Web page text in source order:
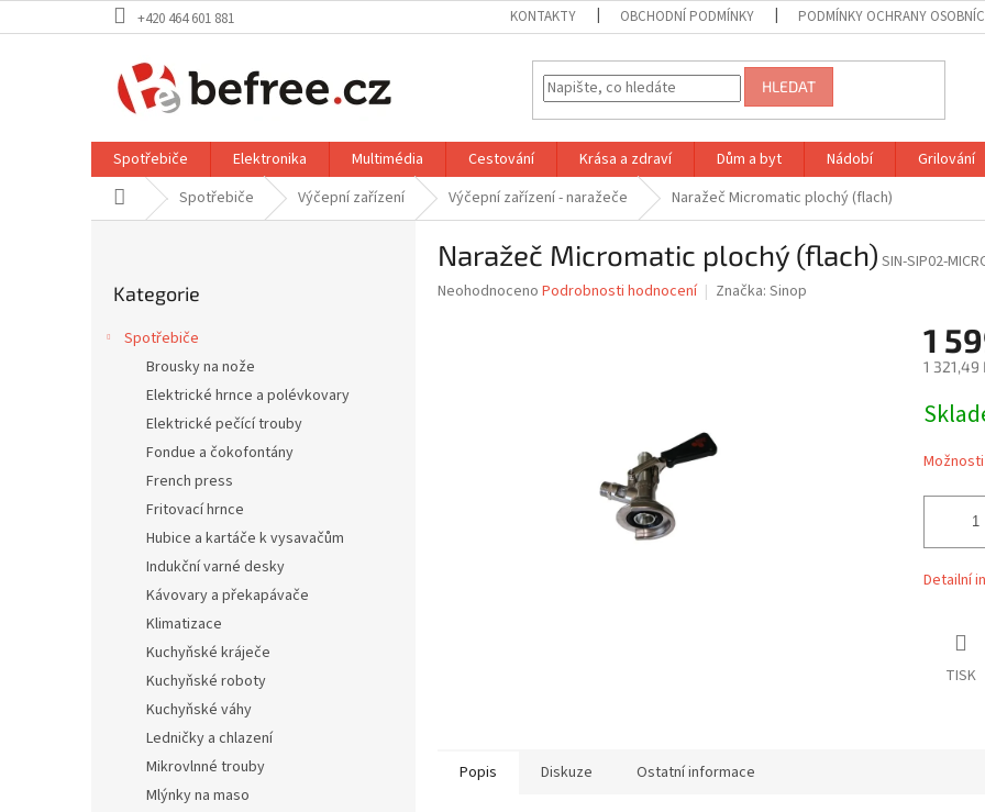
na
+420 464 601 881 KONTAKTY OBCHODNÍ PODMÍNKY PODMÍNKY OCHRANY
HLEDAT
Spotřebiče Elektronika Multimédia Cestování Krása a zdraví Dům a byt Nádobí Grilování
Domů Spotřebiče Výčepní zařízení Výčepní zařízení - naražeče Naražeč Micromatic plochý (flach)
kategorie
Kategorie
Spotřebiče
Brousky na nože
Elektrické hrnce a polévkovary
Elektrické pečící trouby
Fondue a čokofontány
French press
Fritovací hrnce
Hubice a kartáče k vysavačům
Indukční varné desky
Kávovary a překapávače
Klimatizace
Kuchyňské kráječe
Kuchyňské roboty
Kuchyňské váhy
Ledničky a chlazení
Mikrovlnné trouby
Mlýnky na maso
Naražeč Micromatic plochý (flach) SIN-SIP02-
Průměrné
Neohodnoceno Podrobnosti hodnocení Značka: Sinop
1
1 321,49
cena:
Detailní
TISK
Popis Diskuze Ostatní informace